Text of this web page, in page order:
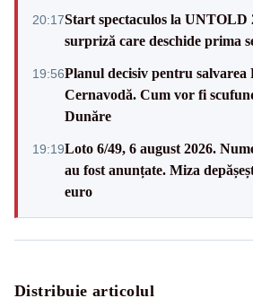
20:17Start spectaculos la UNTOLD
surpriză care deschide prima
19:56Planul decisiv pentru salvarea
Cernavodă. Cum vor fi
Dunăre
19:19Loto 6/49, 6 august 2026.
au fost anunțate. Miza
euro
Distribuie articolul